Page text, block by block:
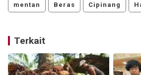
mentan Beras Cipinang
Terkait